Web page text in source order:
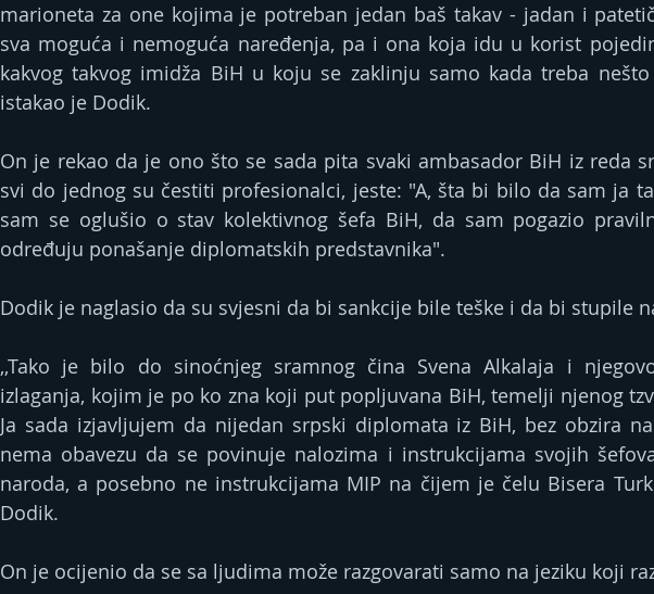
marioneta za one kojima je potreban jedan baš takav - jadan i
sva moguća i nemoguća naređenja, pa i ona koja idu u korist
kakvog takvog imidža BiH u koju se zaklinju samo kada treba
istakao je Dodik.
On je rekao da je ono što se sada pita svaki ambasador BiH iz reda
svi do jednog su čestiti profesionalci, jeste: "A, šta bi bilo da sam ja
sam se oglušio o stav kolektivnog šefa BiH, da sam pogazio
određuju ponašanje diplomatskih predstavnika".
Dodik je naglasio da su svjesni da bi sankcije bile teške i da bi stupile
,,Tako je bilo do sinoćnjeg sramnog čina Svena Alkalaja i
izlaganja, kojim je po ko zna koji put popljuvana BiH, temelji njenog
Ja sada izjavljujem da nijedan srpski diplomata iz BiH, bez obzira
nema obavezu da se povinuje nalozima i instrukcijama svojih
naroda, a posebno ne instrukcijama MIP na čijem je čelu Bisera
Dodik.
On je ocijenio da se sa ljudima može razgovarati samo na jeziku koji